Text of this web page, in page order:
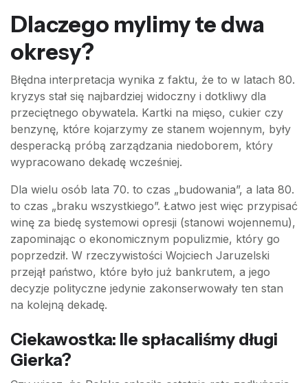
Dlaczego mylimy te dwa
okresy?
Błędna interpretacja wynika z faktu, że to w latach 80.
kryzys stał się najbardziej widoczny i dotkliwy dla
przeciętnego obywatela. Kartki na mięso, cukier czy
benzynę, które kojarzymy ze stanem wojennym, były
desperacką próbą zarządzania niedoborem, który
wypracowano dekadę wcześniej.
Dla wielu osób lata 70. to czas „budowania”, a lata 80.
to czas „braku wszystkiego”. Łatwo jest więc przypisać
winę za biedę systemowi opresji (stanowi wojennemu),
zapominając o ekonomicznym populizmie, który go
poprzedził. W rzeczywistości Wojciech Jaruzelski
przejął państwo, które było już bankrutem, a jego
decyzje polityczne jedynie zakonserwowały ten stan
na kolejną dekadę.
Ciekawostka: Ile spłacaliśmy długi
Gierka?